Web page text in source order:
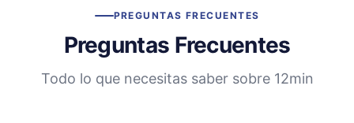
PREGUNTAS FRECUENTES
Preguntas Frecuentes
Todo lo que necesitas saber sobre 12min